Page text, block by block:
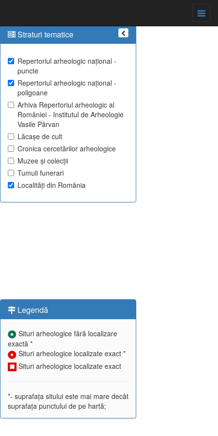
Straturi tematice
Repertoriul arheologic național -
puncte
Repertoriul arheologic național -
poligoane
Arhiva Repertoriul arheologic al
României - Institutul de Arheologie
Vasile Pârvan
Lăcașe de cult
Cronica cercetărilor arheologice
Muzee și colecții
Tumuli funerari
Localități din România
Legendă
Situri arheologice fără localizare
exactă *
Situri arheologice localizate exact *
Situri arheologice localizate exact
*- suprafața sitului este mai mare decât
suprafața punctului de pe hartă;